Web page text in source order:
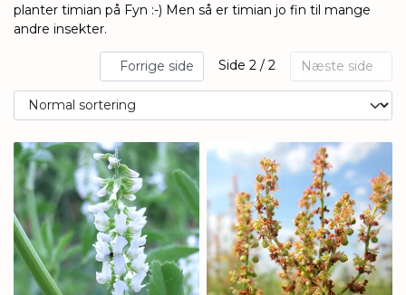
planter timian på Fyn :-) Men så er timian jo fin til mange
andre insekter.
Forrige side Side 2 / 2 Næste side